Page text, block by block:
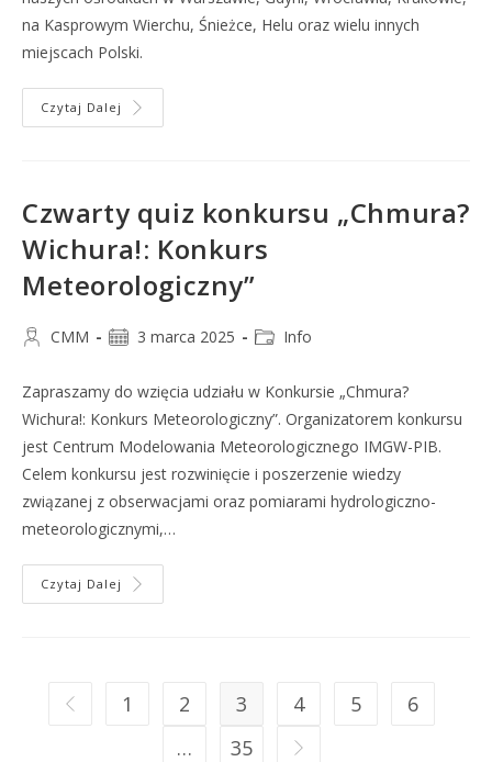
na Kasprowym Wierchu, Śnieżce, Helu oraz wielu innych
miejscach Polski.
Czytaj Dalej
Czwarty quiz konkursu „Chmura?
Wichura!: Konkurs
Meteorologiczny”
CMM 3 marca 2025 Info
Zapraszamy do wzięcia udziału w Konkursie „Chmura?
Wichura!: Konkurs Meteorologiczny”. Organizatorem konkursu
jest Centrum Modelowania Meteorologicznego IMGW-PIB.
Celem konkursu jest rozwinięcie i poszerzenie wiedzy
związanej z obserwacjami oraz pomiarami hydrologiczno-
meteorologicznymi,…
Czytaj Dalej
1 2 3 4 5
6
…
35